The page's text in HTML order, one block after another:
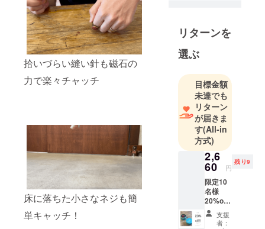
拾いづらい縫い針も磁石の
力で楽々チャッチ
床に落ちた小さなネジも簡
単キャッチ！
神戸ファッ
学校クリ
エーター学
科アパレル
デザイン
コース卒
デザイナー
職と販売員
職両方の
キャリアが
ある異色デ
ザイナー。
2021年 個
人事業主登
リターンを
選ぶ
目標金額
未達でも
リターン
が届きま
す(All-in
方式)
2,6
60 円
残り9
限定10
名様
20%off
音琴
otokoto
支援
者：